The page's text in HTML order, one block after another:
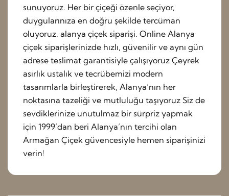
sunuyoruz. Her bir çiçeği özenle seçiyor,
duygularınıza en doğru şekilde tercüman
oluyoruz. alanya çiçek siparişi. Online Alanya
çiçek siparişlerinizde hızlı, güvenilir ve aynı gün
adrese teslimat garantisiyle çalışıyoruz Çeyrek
asırlık ustalık ve tecrübemizi modern
tasarımlarla birleştirerek, Alanya’nın her
noktasına tazeliği ve mutluluğu taşıyoruz Siz de
sevdiklerinize unutulmaz bir sürpriz yapmak
için 1999’dan beri Alanya’nın tercihi olan
Armağan Çiçek güvencesiyle hemen siparişinizi
verin!